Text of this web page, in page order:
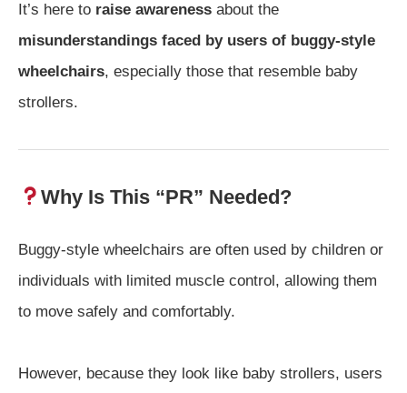
It’s here to raise awareness about the
misunderstandings faced by users of buggy-style
wheelchairs, especially those that resemble baby
strollers.
Why Is This “PR” Needed?
Buggy-style wheelchairs are often used by children or
individuals with limited muscle control, allowing them
to move safely and comfortably.
However, because they look like baby strollers, users